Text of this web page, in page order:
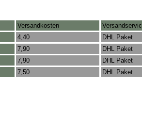
Versandkosten
4,40
DHL Paket
7,90
DHL Paket
7,90
DHL Paket
7,50 DHL Paket